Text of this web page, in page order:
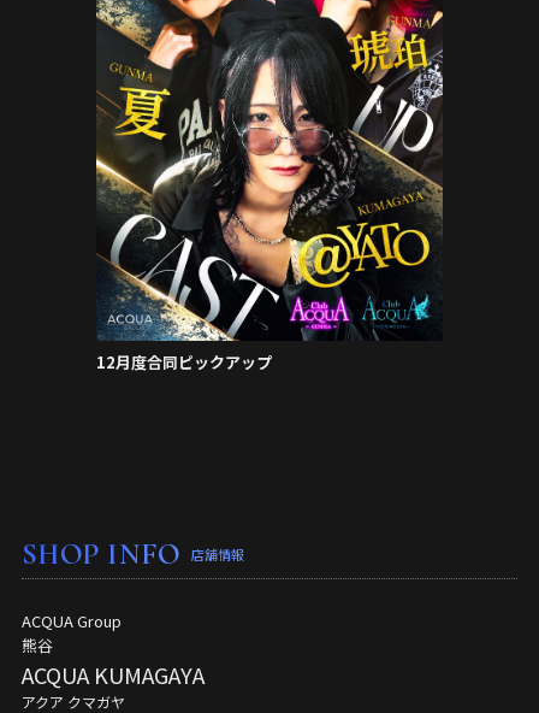
12月度合同ピックアップ
SHOP INFO 店舗情報
ACQUA Group
熊谷
ACQUA KUMAGAYA
アクア クマガヤ